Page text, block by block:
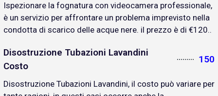
Ispezionare la fognatura con videocamera professionale,
è un servizio per affrontare un problema imprevisto nella
condotta di scarico delle acque nere. il prezzo è di €120..
Disostruzione Tubazioni Lavandini
Costo
150
Disostruzione Tubazioni Lavandini, il costo può variare per